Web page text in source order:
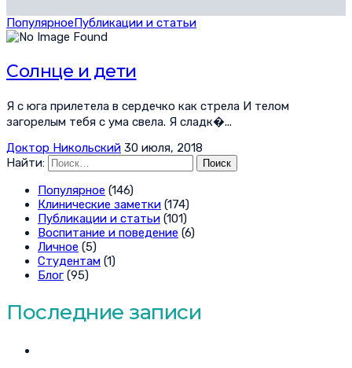
ПопулярноеПубликации и статьи
Солнце и дети
Я с юга прилетела в сердечко как стрела И телом
загорелым тебя с ума свела. Я сладк�...
Доктор Никольский 30 июля, 2018
Найти:
Популярное (146)
Клинические заметки (174)
Публикации и статьи (101)
Воспитание и поведение (6)
Личное (5)
Студентам (1)
Блог (95)
Последние записи